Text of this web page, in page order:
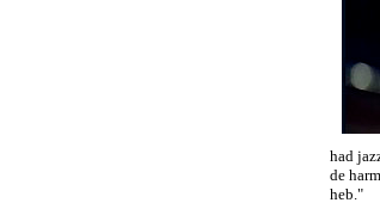
had
de
heb."